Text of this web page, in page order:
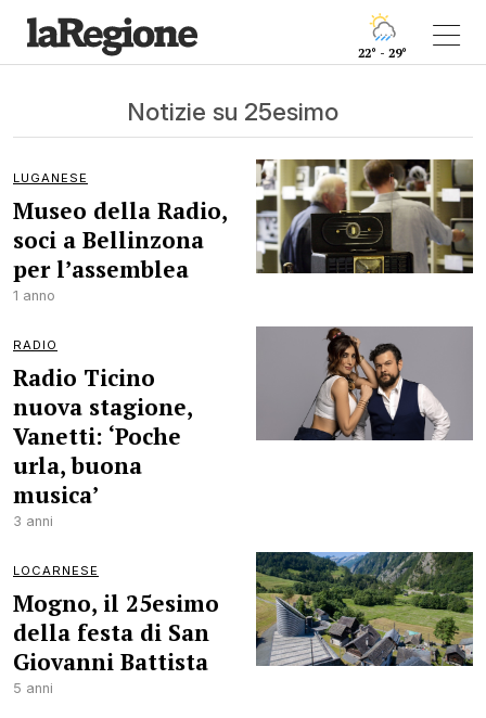
22° - 29°
Notizie su 25esimo
LUGANESE
Museo della Radio,
soci a Bellinzona
per l’assemblea
1 anno
RADIO
Radio Ticino
nuova stagione,
Vanetti: ‘Poche
urla, buona
musica’
3 anni
LOCARNESE
Mogno, il 25esimo
della festa di San
Giovanni Battista
5 anni